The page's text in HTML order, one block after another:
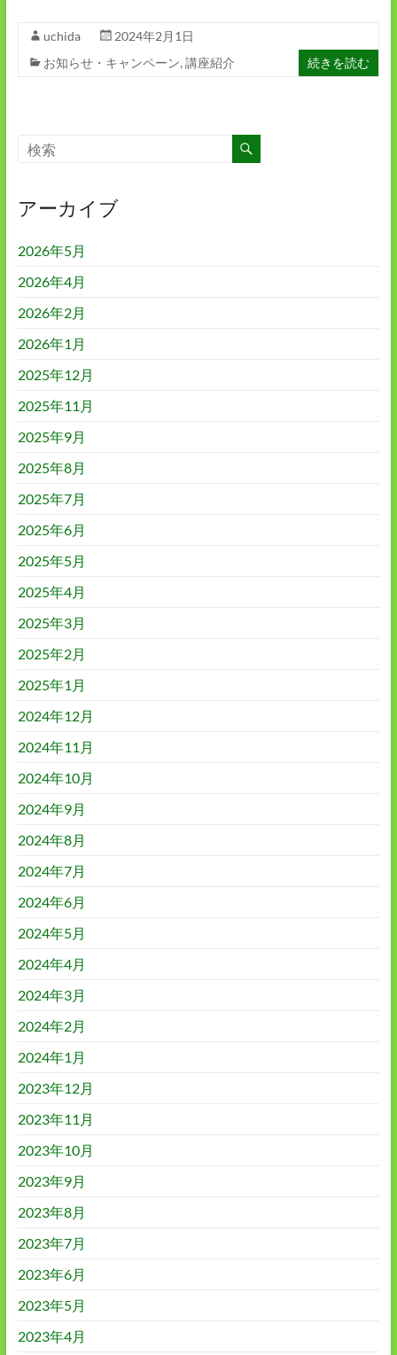
uchida
2024年2月1日
お知らせ・キャンペーン, 講座紹介 続きを読む
アーカイブ
2026年5月
2026年4月
2026年2月
2026年1月
2025年12月
2025年11月
2025年9月
2025年8月
2025年7月
2025年6月
2025年5月
2025年4月
2025年3月
2025年2月
2025年1月
2024年12月
2024年11月
2024年10月
2024年9月
2024年8月
2024年7月
2024年6月
2024年5月
2024年4月
2024年3月
2024年2月
2024年1月
2023年12月
2023年11月
2023年10月
2023年9月
2023年8月
2023年7月
2023年6月
2023年5月
2023年4月